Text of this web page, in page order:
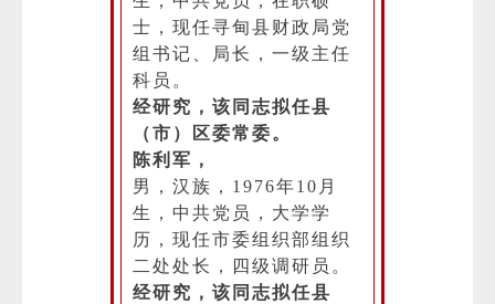
士，现任寻甸县财政局党
组书记、局长，一级主任
科员。
经研究，该同志拟任县
（市）区委常委。
陈利军，
男，汉族，1976年10月
生，中共党员，大学学
历，现任市委组织部组织
二处处长，四级调研员。
经研究，该同志拟任县